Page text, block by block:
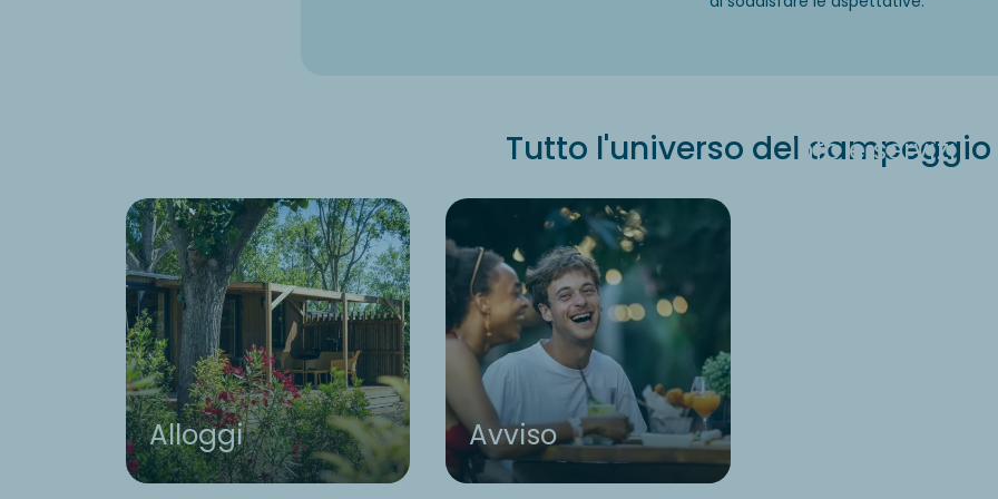
Tutto l'universo del campeggio
Alloggi Avviso
Info e servizi